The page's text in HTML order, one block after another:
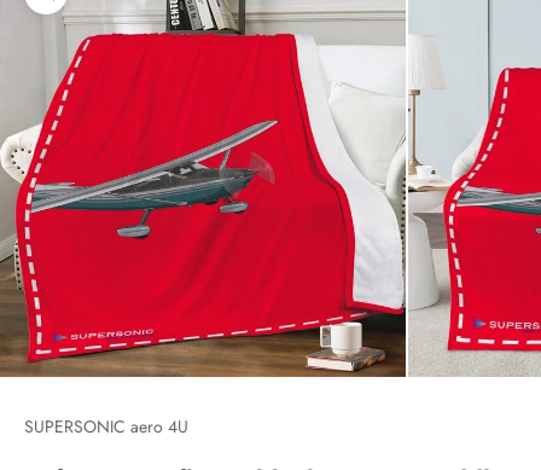
Zoom picture
SUPERSONIC aero 4U